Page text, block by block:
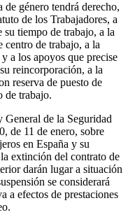
género tendrá derecho,
de los Trabajadores, a
tiempo de trabajo, a la
de trabajo, a la
a los apoyos que precise
reincorporación, a la
reserva de puesto de
de trabajo.
de la Seguridad
de 11 de enero, sobre
en España y su
extinción del contrato de
darán lugar a situación
se considerará
a efectos de prestaciones